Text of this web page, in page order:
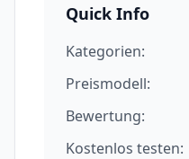
Quick Info
Kategorien:
Preismodell:
Bewertung:
Kostenlos testen: